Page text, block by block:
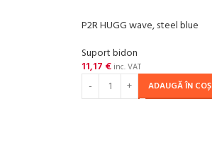
P2R HUGG wave, steel blue
Suport bidon
11,17 € inc. VAT
ADAUGĂ ÎN COȘ